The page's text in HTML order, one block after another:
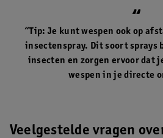
“Tip: Je kunt wespen ook op
insectenspray. Dit soort sprays
insecten en zorgen ervoor dat
wespen in je directe
Veelgestelde vragen